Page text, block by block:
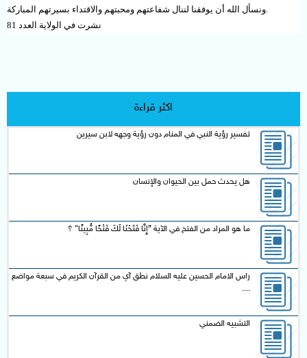
ونسأل الله أن يوفقنا لننال شفاعتهم ومحبتهم والاقتداء بسيرتهم المباركة.
نشرت في الولاية العدد 81
اكثر قراءة
تفسير رؤية النبي في المنام دون رؤية وجهه لابن سيرين
هل يحدث حمل بين الحيوان والإنسان
ما هو المراد من الفتح في الآية {إِنَّا فَتَحْنَا لَكَ فَتْحًا مُّبِينًا} ؟
راس الامام الحسين عليه السلام نطق آي من القرآن الكريم في سبعة مواضع
....
التشبيه الضمني